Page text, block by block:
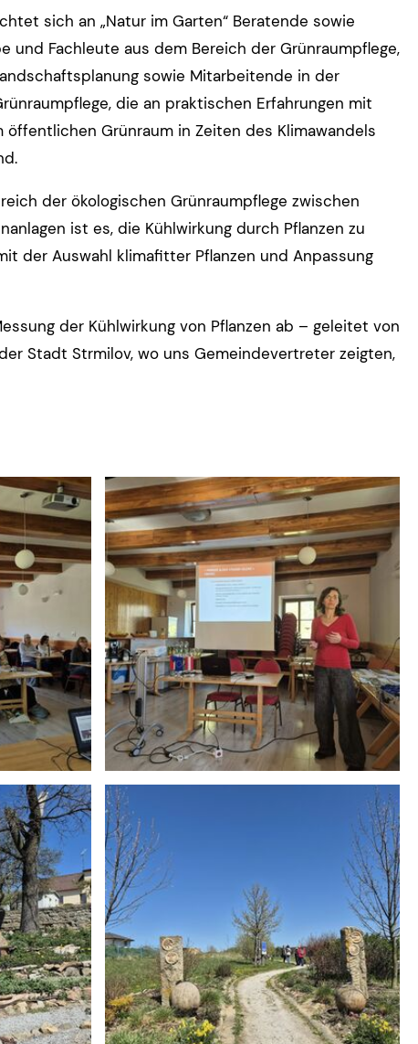
sich an „Natur im Garten“ Beratende sowie
und Fachleute aus dem Bereich der Grünraumpflege,
sowie Mitarbeitende in der
die an praktischen Erfahrungen mit
öffentlichen Grünraum in Zeiten des Klimawandels
der ökologischen Grünraumpflege zwischen
ist es, die Kühlwirkung durch Pflanzen zu
der Auswahl klimafitter Pflanzen und Anpassung
der Kühlwirkung von Pflanzen ab – geleitet von
Stadt Strmilov, wo uns Gemeindevertreter zeigten,